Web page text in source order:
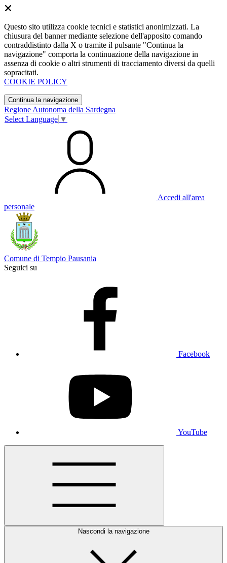
Questo sito utilizza cookie tecnici e statistici anonimizzati. La
chiusura del banner mediante selezione dell'apposito comando
contraddistinto dalla X o tramite il pulsante "Continua la
navigazione" comporta la continuazione della navigazione in
assenza di cookie o altri strumenti di tracciamento diversi da quelli
sopracitati.
COOKIE POLICY
Continua la navigazione
Regione Autonoma della Sardegna
Select Language ▼
Accedi all'area
personale
Comune di Tempio Pausania
Seguici su
Facebook
YouTube
Nascondi la navigazione